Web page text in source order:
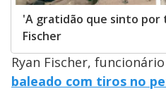
'A gratidão que sinto por
Fischer
Ryan Fischer,
baleado com tiros no